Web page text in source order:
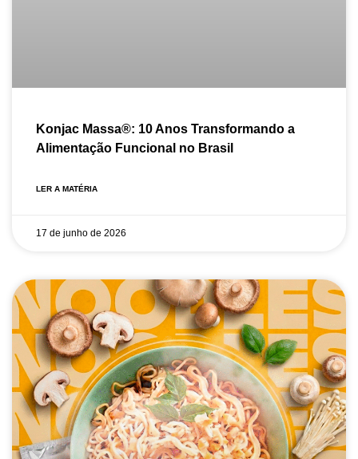
Konjac Massa®: 10 Anos Transformando a
Alimentação Funcional no Brasil
LER A MATÉRIA
17 de junho de 2026